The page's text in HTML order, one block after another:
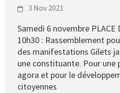
3 Nov 2021
Samedi 6 novembre PLACE
10h30 : Rassemblement
des manifestations Gilets
une constituante. Pour une
agora et pour le
citoyennes